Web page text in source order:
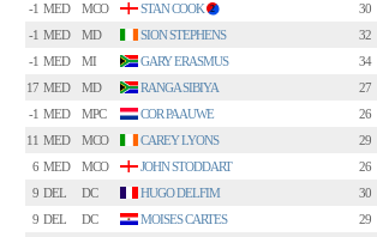
-1 MED MCO STAN COOK 2
30
-1 MED MD SION STEPHENS
32
-1 MED MI GARY ERASMUS
34
17 MED MD RANGA SIBIYA
27
-1 MED MPC COR PAAUWE
26
11 MED MCO CAREY LYONS
29
6 MED MCO JOHN STODDART
26
9 DEL DC HUGO DELFIM
30
9 DEL DC MOISES CARTES
29